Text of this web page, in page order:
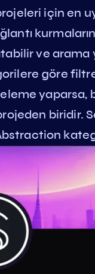
için en
ve
göre
yaparsa, bu
biridir.